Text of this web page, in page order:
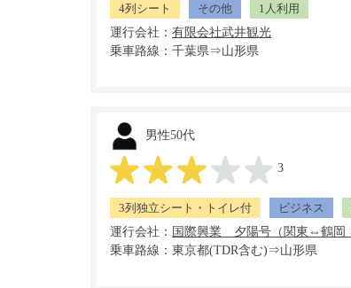
4列シート その他
1人利用
運行会社：
乗車路線：千葉県⇒山形県
男性50代
3
3列独立シート・トイレ付 ビジネス
運行会社：
乗車路線：東京都(TDR含む)⇒山形県